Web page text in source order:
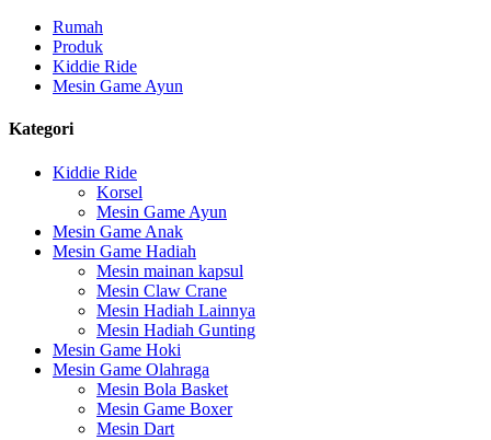
Rumah
Produk
Kiddie Ride
Mesin Game Ayun
Kategori
Kiddie Ride
Korsel
Mesin Game Ayun
Mesin Game Anak
Mesin Game Hadiah
Mesin mainan kapsul
Mesin Claw Crane
Mesin Hadiah Lainnya
Mesin Hadiah Gunting
Mesin Game Hoki
Mesin Game Olahraga
Mesin Bola Basket
Mesin Game Boxer
Mesin Dart